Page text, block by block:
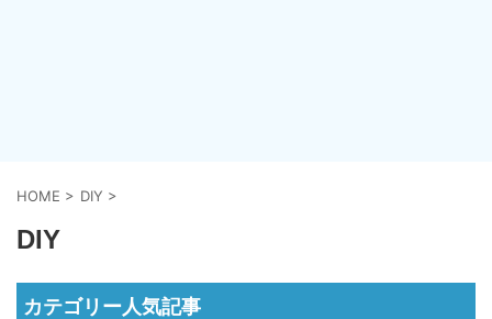
HOME > DIY >
DIY
カテゴリー人気記事